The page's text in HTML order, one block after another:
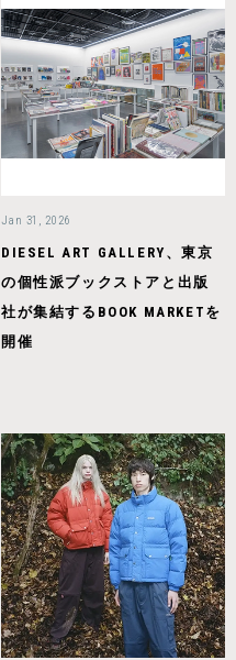
Jan 31, 2026
DIESEL ART GALLERY、東京
の個性派ブックストアと出版
社が集結するBOOK MARKETを
開催